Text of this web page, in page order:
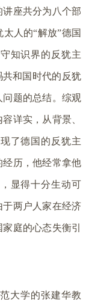
座共分为八个部
人的“解放”德国
知识界的反犹主
共和国时代的反犹
题的总结。综观
详实，从背景、
了德国的反犹主
经历，他经常拿他
显得十分生动可
两户人家在经济
庭的心态失衡引
大学的张建华教